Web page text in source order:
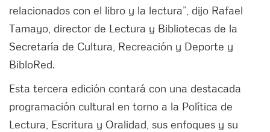
relacionados con el libro y la lectura”, dijo Rafael
Tamayo, director de Lectura y Bibliotecas de la
Secretaría de Cultura, Recreación y Deporte y
BibloRed.
Esta tercera edición contará con una destacada
programación cultural en torno a la Política de
Lectura, Escritura y Oralidad, sus enfoques y su